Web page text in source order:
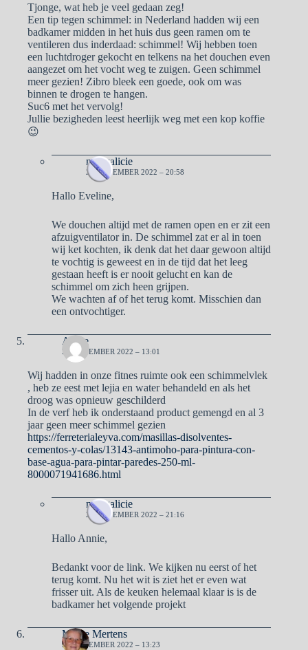
Tjonge, wat heb je veel gedaan zeg!
Een tip tegen schimmel: in Nederland hadden wij een
badkamer midden in het huis dus geen ramen om te
ventileren dus inderdaad: schimmel! Wij hebben toen
een luchtdroger gekocht en telkens na het douchen even
aangezet om het vocht weg te zuigen. Geen schimmel
meer gezien! Zibro bleek een goede, ook om was
binnen te drogen te hangen.
Suc6 met het vervolg!
Jullie bezigheden leest heerlijk weg met een kop koffie
😉
naargalicie
20 NOVEMBER 2022 – 20:58
Hallo Eveline,
We douchen altijd met de ramen open en er zit een
afzuigventilator in. De schimmel zat er al in toen
wij ket kochten, ik denk dat het daar gewoon altijd
te vochtig is geweest en in de tijd dat het leeg
gestaan heeft is er nooit gelucht en kan de
schimmel om zich heen grijpen.
We wachten af of het terug komt. Misschien dan
een ontvochtiger.
Annie
20 NOVEMBER 2022 – 13:01
Wij hadden in onze fitnes ruimte ook een schimmelvlek
, heb ze eest met lejia en water behandeld en als het
droog was opnieuw geschilderd
In de verf heb ik onderstaand product gemengd en al 3
jaar geen meer schimmel gezien
https://ferreterialeyva.com/masillas-disolventes-
cementos-y-colas/13143-antimoho-para-pintura-con-
base-agua-para-pintar-paredes-250-ml-
8000071941686.html
naargalicie
20 NOVEMBER 2022 – 21:16
Hallo Annie,
Bedankt voor de link. We kijken nu eerst of het
terug komt. Nu het wit is ziet het er even wat
frisser uit. Als de keuken helemaal klaar is is de
badkamer het volgende projekt
Mieke Mertens
20 NOVEMBER 2022 – 13:23